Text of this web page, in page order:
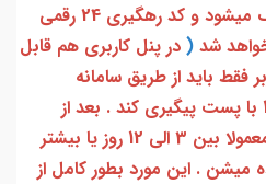
بارکد ، مراحل برای کاربر پیامک میشود و کد رهگیری 24 رقمی
خواهد شد ( در پنل کاربری هم قابل
فقط باید از طریق سامانه
رهگیری پستی و یا شماره 193 با پست پیگیری کند . بعد از
دریافت کدرهگیری 24 رقمی معمولا بین 3 الی 12 روز یا بیشتر
میشن . این مورد بطور کامل از